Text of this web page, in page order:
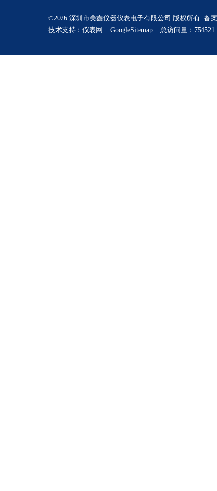
©2026 深圳市美鑫仪器仪表电子有限公司 版权所有 备
技术支持： 仪表网 GoogleSitemap 总访问量：754521